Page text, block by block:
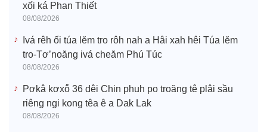
xối ká Phan Thiết
08/08/2026
Ivá rêh ối túa lĕm tro rôh nah a Hâi xah hêi Túa lĕm
tro-Tơ’noăng ivá cheăm Phú Túc
08/08/2026
Pơkâ kơxô̆ 36 dêi Chin phuh po troăng tê plâi sầu
riêng ngi kong têa ê a Dak Lak
08/08/2026